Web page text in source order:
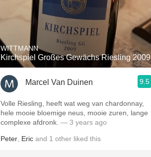
WITTMANN
Kirchspiel Großes Gewächs Riesling 2009
Marcel Van Duinen 9.5
Volle Riesling, heeft wat weg van chardonnay,
hele mooie bloemige neus, mooie zuren, lange
complexe afdronk. — 3 years ago
Peter Eric and 1 other liked this